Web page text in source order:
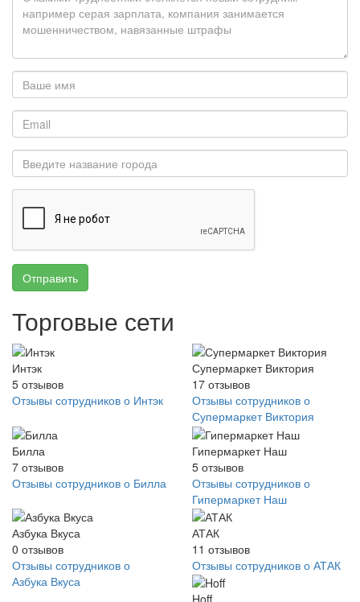
Отправить
Торговые сети
Интэк
5 отзывов
Отзывы сотрудников о Интэк
Супермаркет Виктория
17 отзывов
Отзывы сотрудников о
Супермаркет Виктория
Билла
7 отзывов
Отзывы сотрудников о Билла
Гипермаркет Наш
5 отзывов
Отзывы сотрудников о
Гипермаркет Наш
Азбука Вкуса
0 отзывов
Отзывы сотрудников о
Азбука Вкуса
АТАК
11 отзывов
Отзывы сотрудников о АТАК